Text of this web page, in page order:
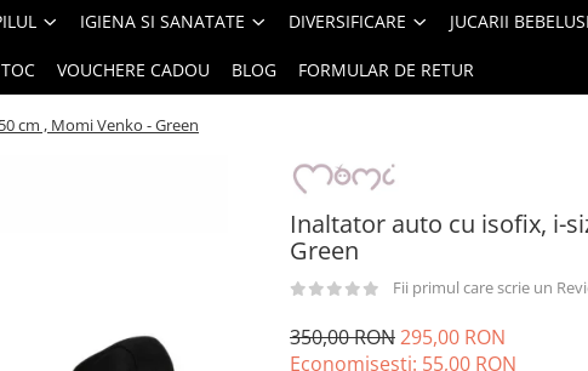
IGIENA SI SANATATE DIVERSIFICARE JUCARII BEBELUSI
VOUCHERE CADOU BLOG FORMULAR DE RETUR
cm , Momi Venko - Green
Inaltator auto cu isofix, i-
Green
Fii primul care scrie un
350,00 RON295,00 RON
Economisesti: 55,00 RON